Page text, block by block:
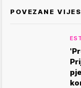
POVEZANE